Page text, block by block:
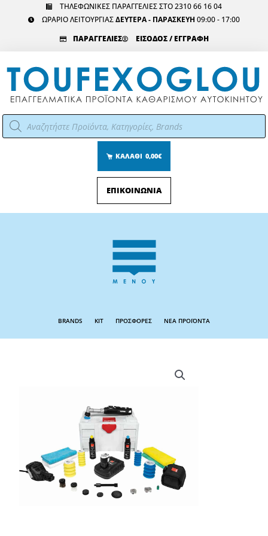
ΤΗΛΕΦΩΝΙΚΕΣ ΠΑΡΑΓΓΕΛΙΕΣ ΣΤΟ 2310 66 16 04
ΩΡΑΡΙΟ ΛΕΙΤΟΥΡΓΙΑΣΔΕΥΤΕΡΑ - ΠΑΡΑΣΚΕΥΗ 09:00 - 17:00
ΠΑΡΑΓΓΕΛΙΕΣ
ΕΙΣΟΔΟΣ / ΕΓΓΡΑΦΗ
Αναζήτηση
προϊόντων
ΚΑΛΑΘΙ 0,00€
ΕΠΙΚΟΙΝΩΝΙΑ
Menu
BRANDS KIT ΠΡΟΣΦΟΡΕΣ ΝΕΑ ΠΡΟΪΟΝΤΑ